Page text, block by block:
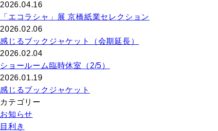
2026.04.16
「エコラシャ」展 京橋紙業セレクション
2026.02.06
感じるブックジャケット（会期延長）
2026.02.04
ショールーム臨時休室（2/5）
2026.01.19
感じるブックジャケット
カテゴリー
お知らせ
目利き